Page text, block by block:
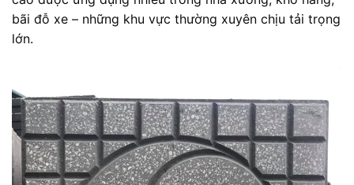
bãi đỗ xe – những khu vực thường xuyên chịu tải trọng
lớn.